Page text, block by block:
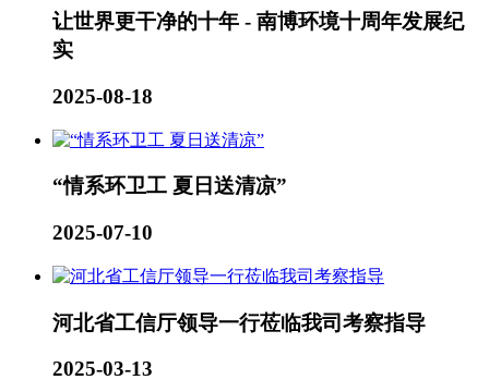
让世界更干净的十年 - 南博环境十周年发展纪
实
2025-08-18
“情系环卫工 夏日送清凉”
2025-07-10
河北省工信厅领导一行莅临我司考察指导
2025-03-13